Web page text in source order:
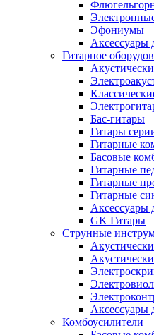
Эфониумы
Аксессуары
Гитарное
Бас-гитары
Гитары
Гитарные
Басовые
Гитарные
Гитарные
Гитарные
Аксессуары
GK Гитары
Струнные
Аксессуары
Комбоусилители